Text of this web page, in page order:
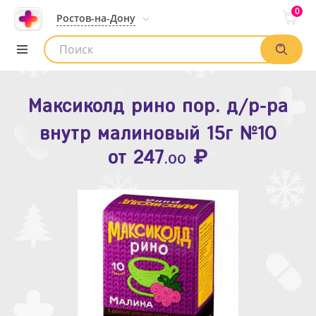
Ростов-на-Дону
0
Список аптек
Максиколд рино пор. д/р-ра
внутр малиновый 15г №10
от 247.00 ₽
Зодак таб. п.п.о. 10мг №10
от109.80 ₽